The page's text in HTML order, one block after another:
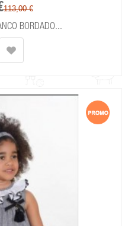
113,00 €
BORDADO...